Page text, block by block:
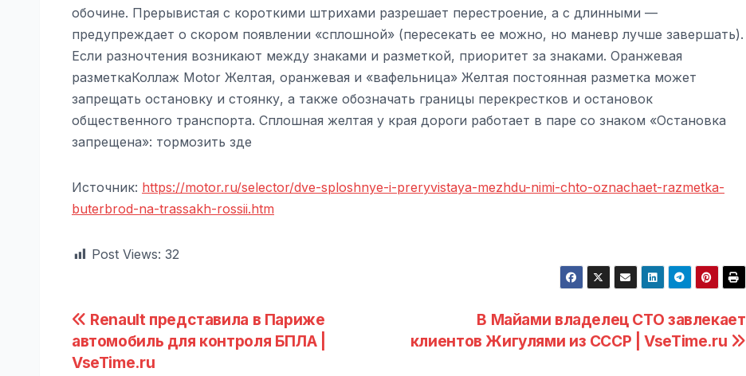
обочине. Прерывистая с короткими штрихами разрешает перестроение, а с длинными —
предупреждает о скором появлении «сплошной» (пересекать ее можно, но маневр лучше завершать).
Если разночтения возникают между знаками и разметкой, приоритет за знаками. Оранжевая
разметкаКоллаж Motor Желтая, оранжевая и «вафельница» Желтая постоянная разметка может
запрещать остановку и стоянку, а также обозначать границы перекрестков и остановок
общественного транспорта. Сплошная желтая у края дороги работает в паре со знаком «Остановка
запрещена»: тормозить зде
Источник: https://motor.ru/selector/dve-sploshnye-i-preryvistaya-mezhdu-nimi-chto-oznachaet-razmetka-
buterbrod-na-trassakh-rossii.htm
Post Views: 32
Навигация
по
В Майами владелец СТО завлекает
клиентов Жигулями из СССР | VseTime.ru
Renault представила в Париже
автомобиль для контроля БПЛА |
VseTime.ru